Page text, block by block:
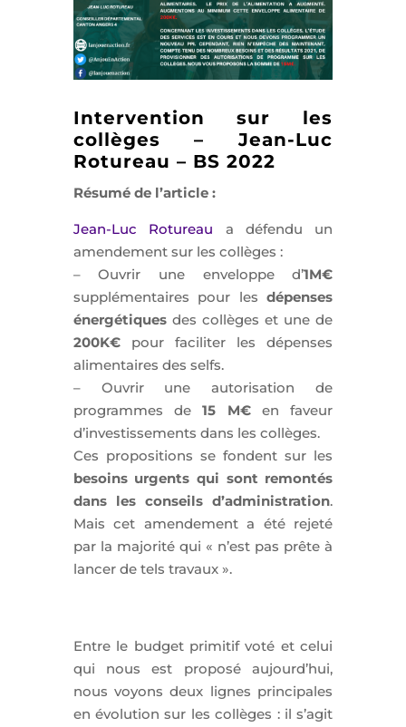
Intervention sur les
collèges – Jean-Luc
Rotureau – BS 2022
Résumé de l’article :
Jean-Luc Rotureau a défendu un
amendement sur les collèges :
– Ouvrir une enveloppe d’1M€
supplémentaires pour lesdépenses
énergétiquesdes collèges et une de
200K€pour faciliter les dépenses
alimentaires des selfs.
– Ouvrir une autorisation de
programmes de15 M€en faveur
d’investissements dans les collèges.
Ces propositions se fondent sur les
besoins urgents qui sont remontés
dans les conseils d’administration.
Mais cet amendement a été rejeté
par la majorité qui « n’est pas prête à
lancer de tels travaux ».
Entre le budget primitif voté et celui
qui nous est proposé aujourd’hui,
nous voyons deux lignes principales
en évolution sur les collèges : il s’agit